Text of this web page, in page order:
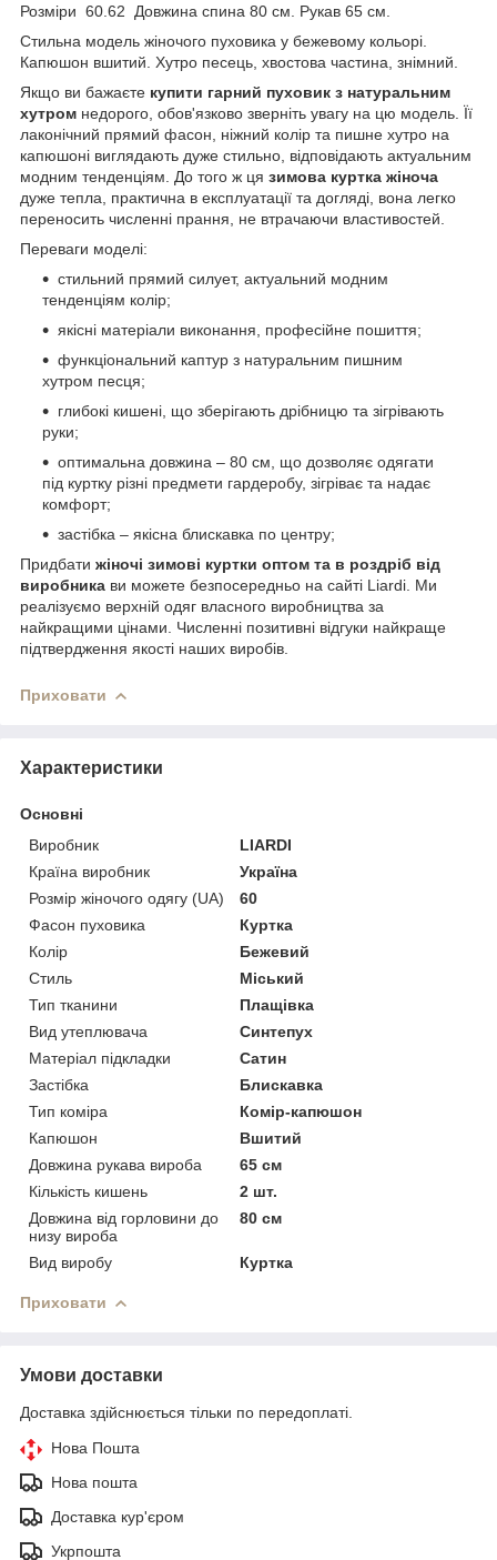
Розміри 60.62 Довжина спина 80 см. Рукав 65 см.
Стильна модель жіночого пуховика у бежевому кольорі.
Капюшон вшитий. Хутро песець, хвостова частина, знімний.
Якщо ви бажаєте купити гарний пуховик з натуральним
хутром недорого, обов'язково зверніть увагу на цю модель. Її
лаконічний прямий фасон, ніжний колір та пишне хутро на
капюшоні виглядають дуже стильно, відповідають актуальним
модним тенденціям. До того ж ця зимова куртка жіноча
дуже тепла, практична в експлуатації та догляді, вона легко
переносить численні прання, не втрачаючи властивостей.
Переваги моделі:
стильний прямий силует, актуальний модним
тенденціям колір;
якісні матеріали виконання, професійне пошиття;
функціональний каптур з натуральним пишним
хутром песця;
глибокі кишені, що зберігають дрібницю та зігрівають
руки;
оптимальна довжина – 80 см, що дозволяє одягати
під куртку різні предмети гардеробу, зігріває та надає
комфорт;
застібка – якісна блискавка по центру;
Придбати жіночі зимові куртки оптом та в роздріб від
виробника ви можете безпосередньо на сайті Liardi. Ми
реалізуємо верхній одяг власного виробництва за
найкращими цінами. Численні позитивні відгуки найкраще
підтвердження якості наших виробів.
Приховати
Характеристики
Основні
Виробник
LIARDI
Країна виробник
Україна
Розмір жіночого одягу (UA)
60
Фасон пуховика
Куртка
Колір
Бежевий
Стиль
Міський
Тип тканини
Плащівка
Вид утеплювача
Синтепух
Матеріал підкладки
Сатин
Застібка
Блискавка
Тип коміра
Комір-капюшон
Капюшон
Вшитий
Довжина рукава вироба
65 см
Кількість кишень
2 шт.
Довжина від горловини до
низу вироба
80 см
Вид виробу Куртка
Приховати
Умови доставки
Доставка здійснюється тільки по передоплаті.
Нова Пошта
Нова пошта
Доставка кур'єром
Укрпошта